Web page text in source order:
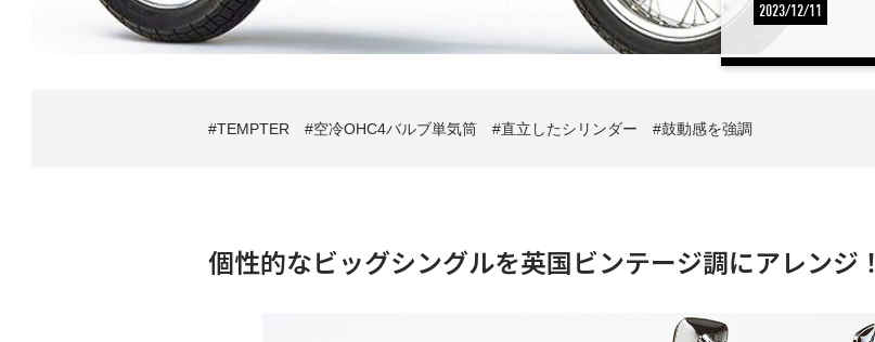
2023/12/11
TEMPTER 空冷OHC4バルブ単気筒 直立したシリンダー 鼓動感を強調
個性的なビッグシングルを英国ビンテージ調にアレンジ！